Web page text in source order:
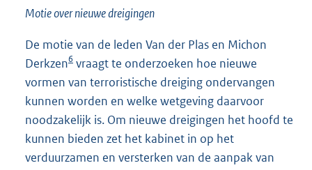
Motie over nieuwe dreigingen
De motie van de leden Van der Plas en Michon
Derkzen6 vraagt te onderzoeken hoe nieuwe
vormen van terroristische dreiging ondervangen
kunnen worden en welke wetgeving daarvoor
noodzakelijk is. Om nieuwe dreigingen het hoofd te
kunnen bieden zet het kabinet in op het
verduurzamen en versterken van de aanpak van